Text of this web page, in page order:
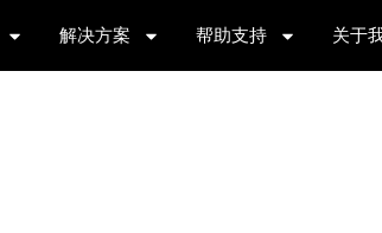
解决方案 帮助支持 关于